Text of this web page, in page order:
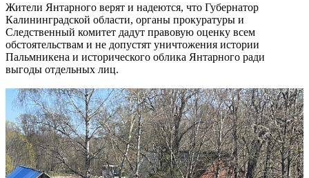
Жители Янтарного верят и надеются, что Губернатор
Калининградской области, органы прокуратуры и
Следственный комитет дадут правовую оценку всем
обстоятельствам и не допустят уничтожения истории
Пальмникена и исторического облика Янтарного ради
выгоды отдельных лиц.